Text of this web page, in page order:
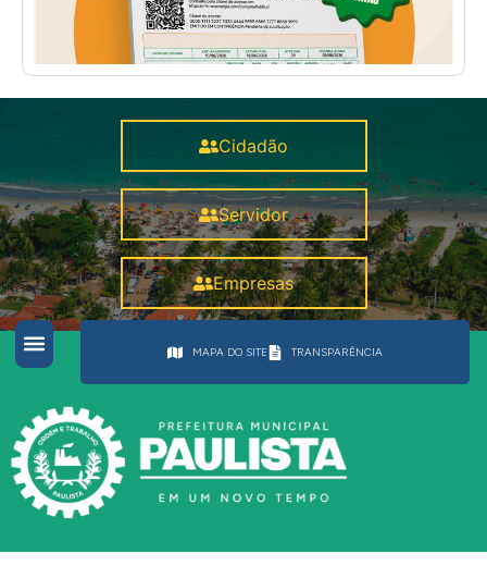
Cidadão
Servidor
Empresas
MAPA DO SITE TRANSPARÊNCIA